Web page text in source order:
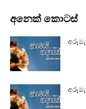
අනෙක් කොටස්